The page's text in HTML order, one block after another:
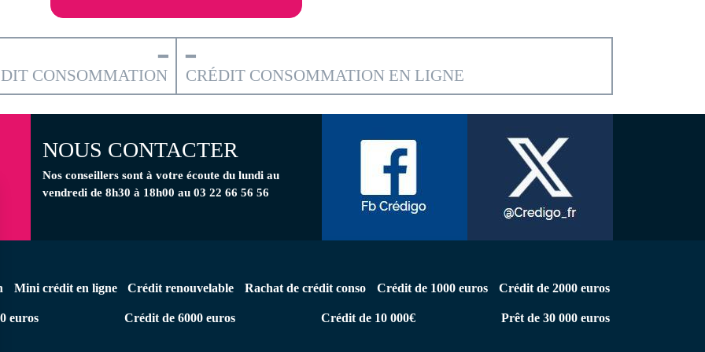
━
CONSOMMATION
━
CRÉDIT CONSOMMATION EN LIGNE
NOUS CONTACTER
Nos conseillers sont à votre écoutedu lundi au
vendredi de 8h30 à 18h00 au 03 22 66 56 56
Mini crédit en ligne Crédit renouvelable Rachat de crédit conso Crédit de 1000 euros Crédit de 2000 euros
euros Crédit de 6000 euros Crédit de 10 000€ Prêt de 30 000 euros